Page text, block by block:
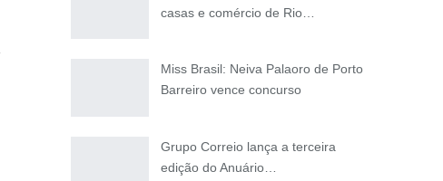
casas e comércio de Rio…
Miss Brasil: Neiva Palaoro de Porto
Barreiro vence concurso
Grupo Correio lança a terceira
edição do Anuário…